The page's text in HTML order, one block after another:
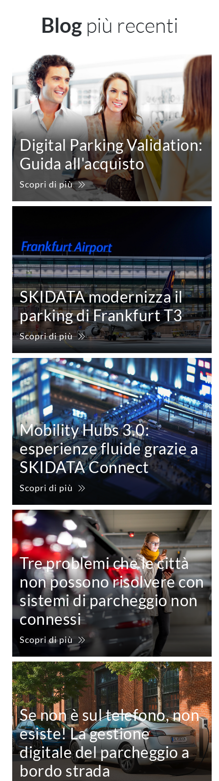
Blogpiù recenti
Digital Parking Validation:
Guida all'acquisto
Scopri di più
SKIDATA modernizza il
parking di Frankfurt T3
Scopri di più
Mobility Hubs 3.0:
esperienze fluide grazie a
SKIDATA Connect
Scopri di più
Tre problemi che le città
non possono risolvere con
sistemi di parcheggio non
connessi
Scopri di più
Se non è sul telefono, non
esiste! La gestione
digitale del parcheggio a
bordo strada